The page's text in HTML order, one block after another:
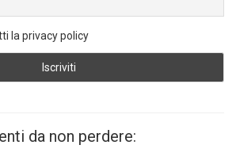
la privacy policy
da non perdere: